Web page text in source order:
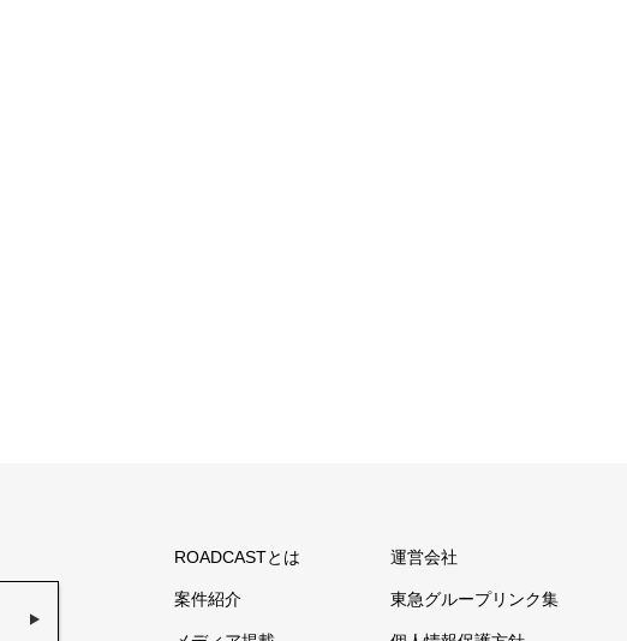
ROADCASTとは
案件紹介
運営会社
東急グループリンク集